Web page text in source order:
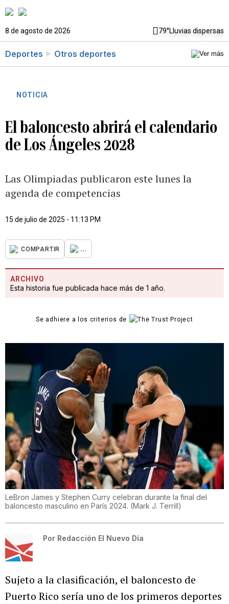
8 de agosto de 2026 79°Lluvias dispersas
Deportes Otros deportes
NOTICIA
El baloncesto abrirá el calendario
de Los Ángeles 2028
Las Olimpiadas publicaron este lunes la
agenda de competencias
15 de julio de 2025 - 11:13 PM
COMPARTIR ...
ARCHIVO
Esta historia fue publicada hace más de 1 año.
Se adhiere a los criterios de
LeBron James y Stephen Curry celebran durante la final del
baloncesto masculino en París 2024. (Mark J. Terrill)
Por Redacción El Nuevo Día
Sujeto a la clasificación, el baloncesto de
Puerto Rico sería uno de los primeros deportes